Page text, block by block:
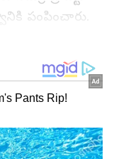
పంపించారు.
ప్రధాన
తెలుగు